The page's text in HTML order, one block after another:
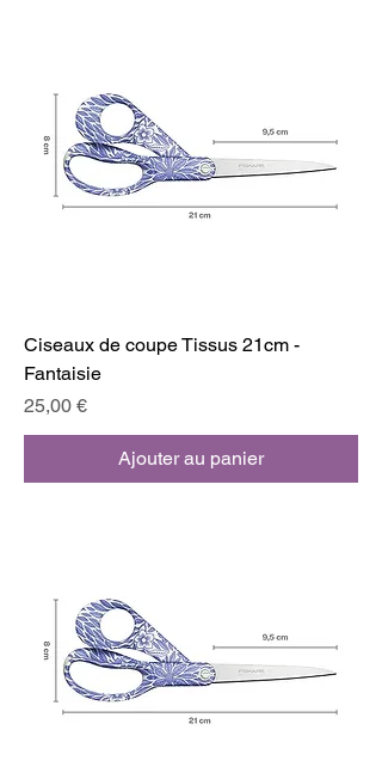
Ciseaux de coupe Tissus 21cm -
Fantaisie
Prix
25,00 €
Ajouter au panier